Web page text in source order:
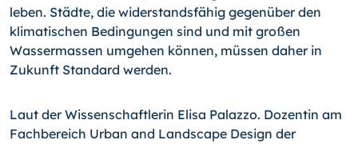
leben. Städte, die widerstandsfähig gegenüber den
klimatischen Bedingungen sind und mit großen
Wassermassen umgehen können, müssen daher in
Zukunft Standard werden.
Laut der Wissenschaftlerin Elisa Palazzo. Dozentin am
Fachbereich Urban and Landscape Design der